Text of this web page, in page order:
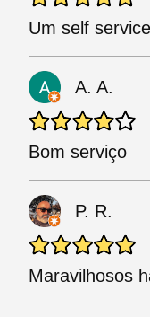
Um self
A. A.
Bom serviço
P. R.
Maravilhosos